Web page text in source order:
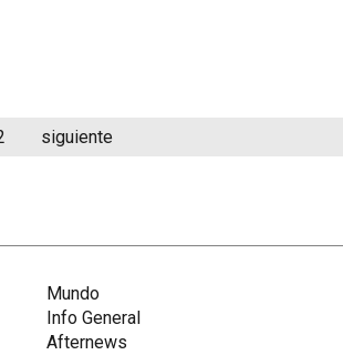
siguiente
Mundo
Info General
Afternews